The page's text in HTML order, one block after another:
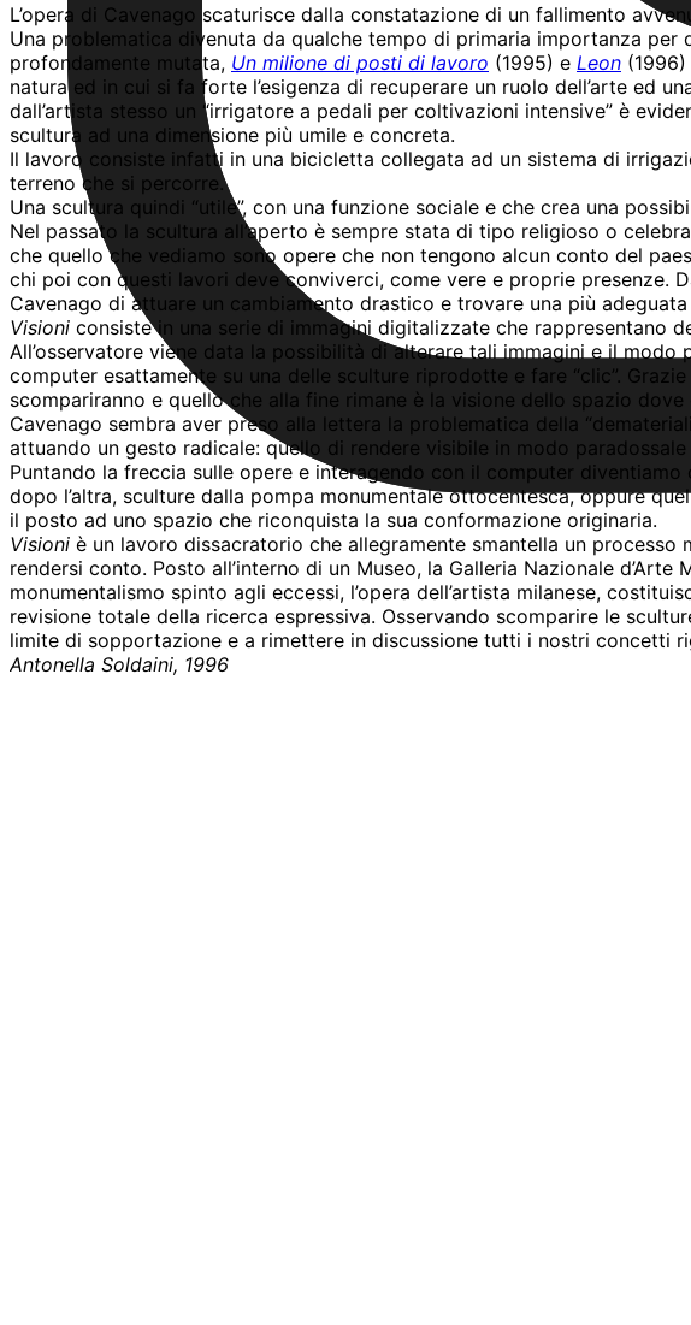
L’opera di Cavenago scaturisce dalla constatazione di un fallimento
Una problematica divenuta da qualche tempo di primaria importanza
profondamente mutata, Un milione di posti di lavoro (1995) e Leon
natura ed in cui si fa forte l’esigenza di recuperare un ruolo dell’arte ed
dall’artista stesso un “irrigatore a pedali per coltivazioni intensive” è
scultura ad una dimensione più umile e concreta.
Il lavoro consiste infatti in una bicicletta collegata ad un sistema di
terreno che si percorre.
Una scultura quindi “utile”, con una funzione sociale e che crea una
Nel passato la scultura all’aperto è sempre stata di tipo religioso o
che quello che vediamo sono opere che non tengono alcun conto del
chi poi con questi lavori deve conviverci, come vere e proprie presenze.
Cavenago di attuare un cambiamento drastico e trovare una più
Visioni consiste in una serie di immagini digitalizzate che rappresentano
All’osservatore viene data la possibilità di alterare tali immagini e il
computer esattamente su una delle sculture riprodotte e fare “clic”.
scompariranno e quello che alla fine rimane è la visione dello spazio
Cavenago sembra aver preso alla lettera la problematica della
attuando un gesto radicale: quello di rendere visibile in modo
Puntando la freccia sulle opere e interagendo con il computer
dopo l’altra, sculture dalla pompa monumentale ottocentesca, oppure
il posto ad uno spazio che riconquista la sua conformazione originaria.
Visioni è un lavoro dissacratorio che allegramente smantella un
rendersi conto. Posto all’interno di un Museo, la Galleria Nazionale
monumentalismo spinto agli eccessi, l’opera dell’artista milanese,
revisione totale della ricerca espressiva. Osservando scomparire le
limite di sopportazione e a rimettere in discussione tutti i nostri concetti
Antonella Soldaini, 1996